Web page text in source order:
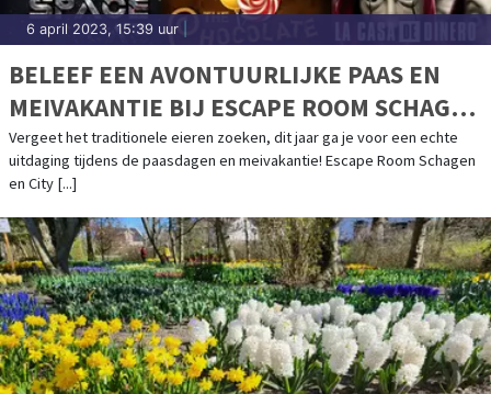
6 april 2023, 15:39 uur
BELEEF EEN AVONTUURLIJKE PAAS EN
MEIVAKANTIE BIJ ESCAPE ROOM SCHAGEN
& CITY ADVENTURES!
Vergeet het traditionele eieren zoeken, dit jaar ga je voor een echte
uitdaging tijdens de paasdagen en meivakantie! Escape Room Schagen
en City [...]